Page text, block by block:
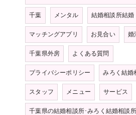
千葉 メンタル 結婚相談所結婚
マッチングアプリ お見合い 婚
千葉県外房 よくある質問
プライバシーポリシー みろく結婚
スタッフ メニュー サービス
千葉県の結婚相談所･みろく結婚相談